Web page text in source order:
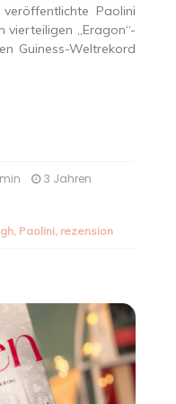
Paolini
vierteiligen „Eragon“-
Guiness-Weltrekord
3 Jahren
, Paolini, rezension